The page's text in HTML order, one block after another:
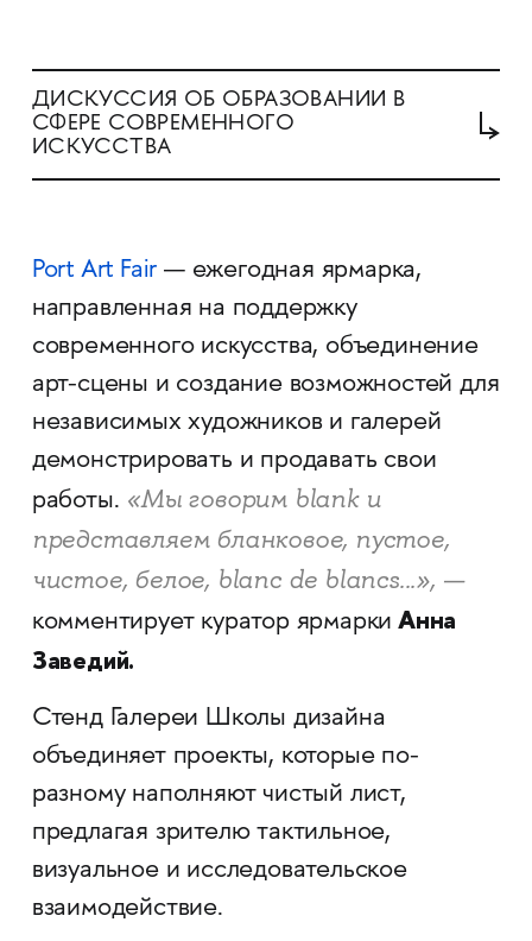
ДИСКУССИЯ ОБ ОБРАЗОВАНИИ В
СФЕРЕ СОВРЕМЕННОГО
ИСКУССТВА
Port Art Fair — ежегодная ярмарка,
направленная на поддержку
современного искусства, объединение
арт-сцены и создание возможностей для
независимых художников и галерей
демонстрировать и продавать свои
работы. «Мы говорим blank и
представляем бланковое, пустое,
чистое, белое, blanc de blancs...», —
комментирует куратор ярмарки Анна
Заведий.
Стенд Галереи Школы дизайна
объединяет проекты, которые по-
разному наполняют чистый лист,
предлагая зрителю тактильное,
визуальное и исследовательское
взаимодействие.